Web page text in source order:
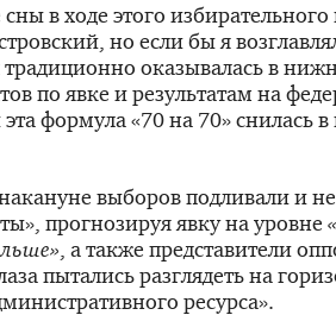
в ходе этого
но если бы я
традиционно оказывалась в
по явке и результатам на
формула «70 на 70» снилась
выборов подливали и
прогнозируя явку на уровне
, а также представители
пытались разглядеть на
ресурса».